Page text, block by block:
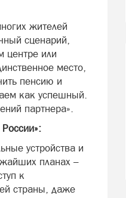
жителей
сценарий,
центре или
место,
пенсию и
как успешный.
партнера».
устройства и
планах –
к
страны, даже